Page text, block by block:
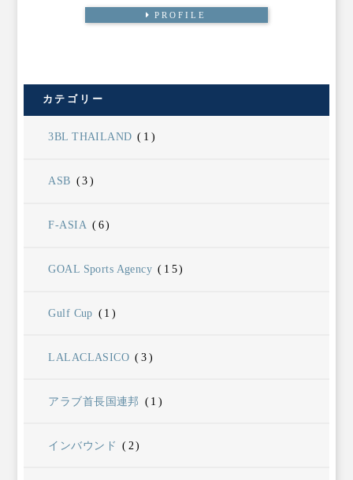
PROFILE
カテゴリー
3BL THAILAND (1)
ASB (3)
F-ASIA (6)
GOAL Sports Agency (15)
Gulf Cup (1)
LALACLASICO (3)
アラブ首長国連邦 (1)
インバウンド (2)